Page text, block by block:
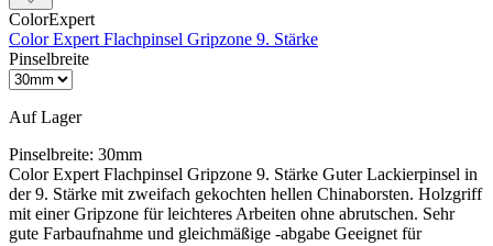
ColorExpert
Color Expert Flachpinsel Gripzone 9. Stärke
Pinselbreite
Auf Lager
Pinselbreite: 30mm
Color Expert Flachpinsel Gripzone 9. Stärke Guter Lackierpinsel in
der 9. Stärke mit zweifach gekochten hellen Chinaborsten. Holzgriff
mit einer Gripzone für leichteres Arbeiten ohne abrutschen. Sehr
gute Farbaufnahme und gleichmäßige -abgabe Geeignet für